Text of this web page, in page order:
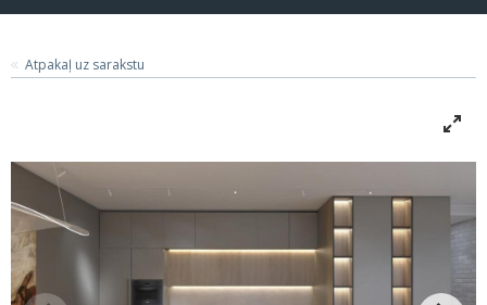
Atpakaļ uz sarakstu